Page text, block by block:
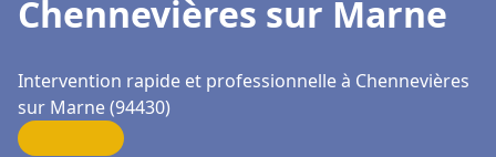
Chennevières sur Marne
Intervention rapide et professionnelle à Chennevières
sur Marne (94430)